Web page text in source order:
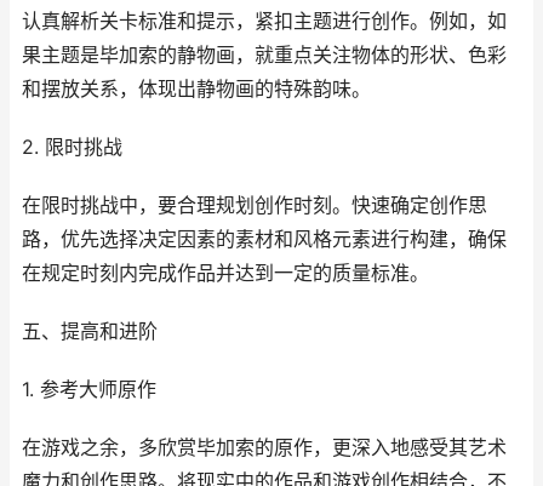
认真解析关卡标准和提示，紧扣主题进行创作。例如，如
果主题是毕加索的静物画，就重点关注物体的形状、色彩
和摆放关系，体现出静物画的特殊韵味。
2. 限时挑战
在限时挑战中，要合理规划创作时刻。快速确定创作思
路，优先选择决定因素的素材和风格元素进行构建，确保
在规定时刻内完成作品并达到一定的质量标准。
五、提高和进阶
1. 参考大师原作
在游戏之余，多欣赏毕加索的原作，更深入地感受其艺术